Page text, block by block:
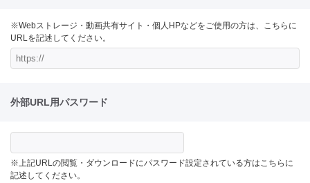
※Webストレージ・動画共有サイト・個人HPなどをご使用の方は、こちらに
URLを記述してください。
外部URL用パスワード
※上記URLの閲覧・ダウンロードにパスワード設定されている方はこちらに
記述してください。